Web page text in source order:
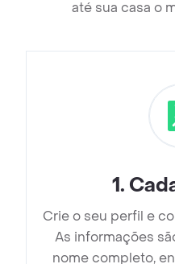
até sua casa o
1.
Crie o seu perfil e
As informações
nome completo,